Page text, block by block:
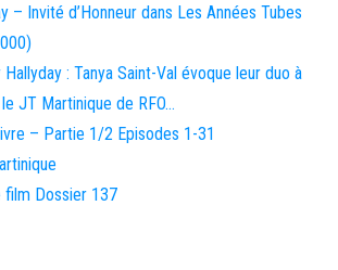
– Invité d’Honneur dans Les Années Tubes
: Tanya Saint-Val évoque leur duo à
JT Martinique de RFO…
– Partie 1/2 Episodes 1-31
film Dossier 137